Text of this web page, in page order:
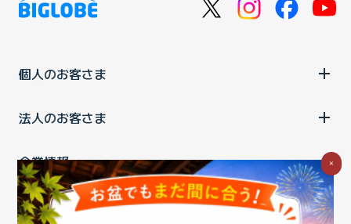
個人のお客さま
法人のお客さま
企業情報
ご利用中の方
×